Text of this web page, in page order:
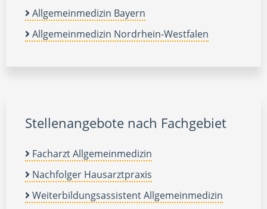
Allgemeinmedizin Bayern
Allgemeinmedizin Nordrhein-Westfalen
Stellenangebote nach Fachgebiet
Facharzt Allgemeinmedizin
Nachfolger Hausarztpraxis
Weiterbildungsassistent Allgemeinmedizin